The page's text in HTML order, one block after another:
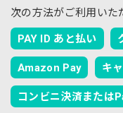
ブラッ
2026/
キジトラの刺繡がとて
カバーはとてもおし
でも使いやすく大変気
次の方法がご利用いた
PAY ID あと払い
Amazon Pay キ
コンビニ決済または